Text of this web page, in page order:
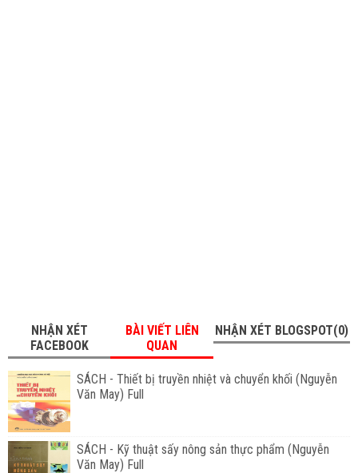
NHẬN XÉT
FACEBOOK
BÀI VIẾT LIÊN
QUAN
NHẬN XÉT BLOGSPOT(0)
SÁCH - Thiết bị truyền nhiệt và chuyển khối (Nguyễn
Văn May) Full
SÁCH - Kỹ thuật sấy nông sản thực phẩm (Nguyễn
Văn May) Full